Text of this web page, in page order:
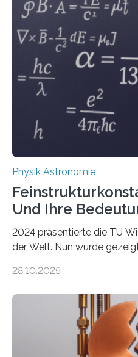
Physik Astronomie
Und Ihre
2024 präsentierte die TU
der Welt. Nun wurde
fundamentalen Physik
Messungen verwenden.
vermutet, weltweit war
Atomkern-Zuständen
einem Team der TU Wien
28.10.2025